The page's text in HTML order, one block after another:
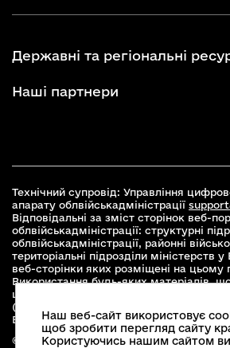
Державні та регіональні
Наші партнери
Технічний супровід: Управління
апарату облвійськадміністрації
Відповідальні за зміст сторінок веб-
облвійськадміністрації: структурні
облвійськадміністрації, районні
територіальні підрозділи міністерств у
веб-сторінки яких розміщені на цьому
Використання будь-яких матеріалів,
цьому сайті, дозволяється при умові
(для інтернет-видань - гіперпосилання)
Вінницької облвійськадміністрації
© 2026 Весь контент доступний за
Наш веб-сайт використовує
щоб зробити перегляд сайту
Користуючись нашим сайтом